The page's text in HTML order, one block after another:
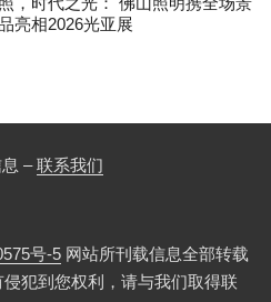
亮相2026光亚展
–联系我们
号-5网站所刊载信息全部转载
犯到您权利，请与我们取得联